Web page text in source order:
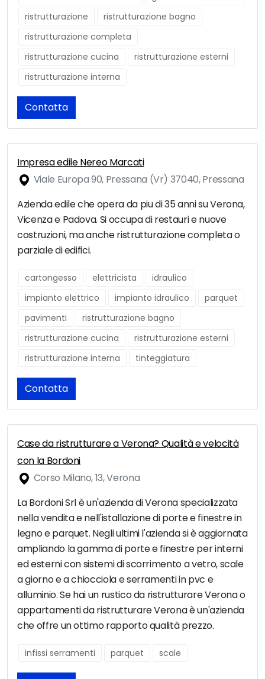
ristrutturazione
ristrutturazione bagno
ristrutturazione completa
ristrutturazione cucina
ristrutturazione esterni
ristrutturazione interna
Contatta
Impresa edile Nereo Marcati
Viale Europa 90, Pressana (Vr) 37040, Pressana
Azienda edile che opera da piu di 35 anni su Verona,
Vicenza e Padova. Si occupa di restauri e nuove
costruzioni, ma anche ristrutturazione completa o
parziale di edifici.
cartongesso elettricista
idraulico
impianto elettrico
impianto idraulico
parquet
pavimenti
ristrutturazione bagno
ristrutturazione cucina
ristrutturazione esterni
ristrutturazione interna
tinteggiatura
Contatta
Case da ristrutturare a Verona? Qualità e velocità
con la Bordoni
Corso Milano, 13, Verona
La Bordoni Srl è un'azienda di Verona specializzata
nella vendita e nell'istallazione di porte e finestre in
legno e parquet. Negli ultimi l'azienda si è aggiornata
ampliando la gamma di porte e finestre per interni
ed esterni con sistemi di scorrimento a vetro, scale
a giorno e a chiocciola e serramenti in pvc e
alluminio. Se hai un rustico da ristrutturare Verona o
appartamenti da ristrutturare Verona è un'azienda
che offre un ottimo rapporto qualità prezzo.
infissi serramenti parquet scale